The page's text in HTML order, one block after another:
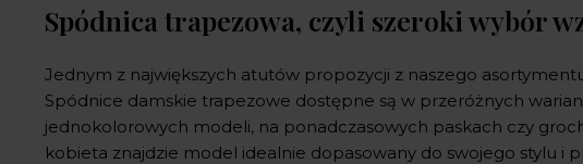
Spódnica trapezowa, czyli szeroki wybór
Jednym z największych atutów propozycji z naszego
Spódnice damskie trapezowe dostępne są w przeróżnych
jednokolorowych modeli, na ponadczasowych paskach czy
kobieta znajdzie model idealnie dopasowany do swojego stylu i